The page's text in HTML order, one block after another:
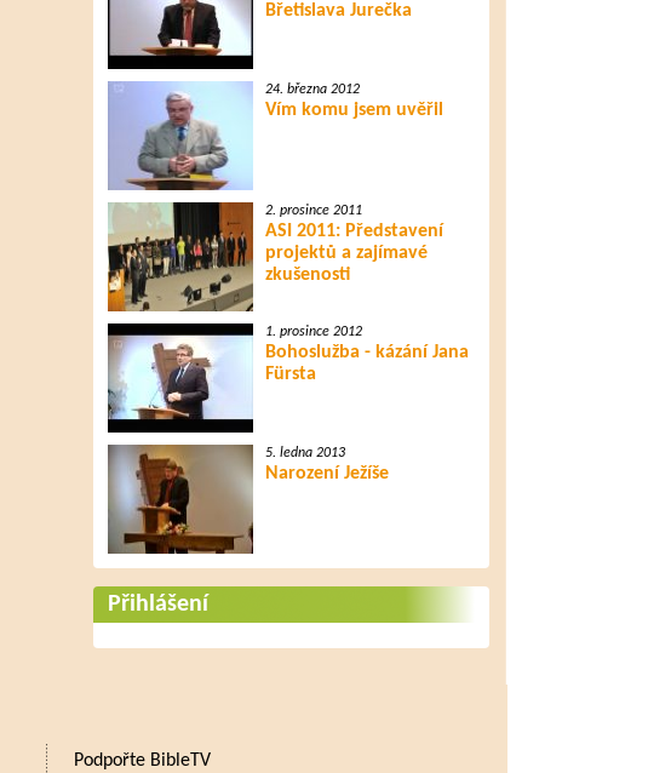
Břetislava Jurečka
24. března 2012
Vím komu jsem uvěřil
2. prosince 2011
ASI 2011: Představení
projektů a zajímavé
zkušenosti
1. prosince 2012
Bohoslužba - kázání Jana
Fürsta
5. ledna 2013
Narození Ježíše
Přihlášení
Podpořte BibleTV